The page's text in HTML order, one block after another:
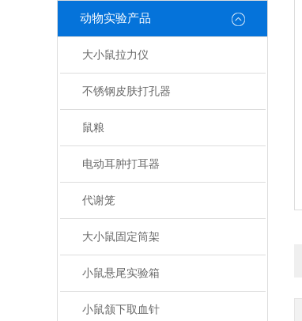
动物实验产品
大小鼠拉力仪
不锈钢皮肤打孔器
鼠粮
电动耳肿打耳器
代谢笼
大小鼠固定筒架
小鼠悬尾实验箱
小鼠颔下取血针